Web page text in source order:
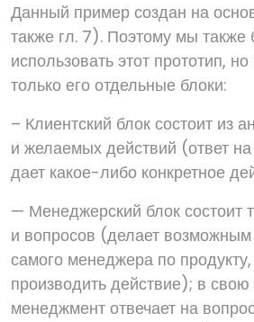
Данный пример создан на
также гл. 7). Поэтому мы также
использовать этот прототип,
только его отдельные блоки:
– Клиентский блок состоит из
и желаемых действий (ответ
дает какое-либо конкретное
— Менеджерский блок состоит
и вопросов (делает
самого менеджера по
производить действие); в свою
менеджмент отвечает на